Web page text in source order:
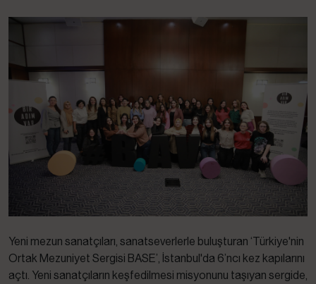
Yeni mezun sanatçıları, sanatseverlerle buluşturan ‘Türkiye'nin
Ortak Mezuniyet Sergisi BASE’, İstanbul'da 6’ncı kez kapılarını
açtı. Yeni sanatçıların keşfedilmesi misyonunu taşıyan sergide,